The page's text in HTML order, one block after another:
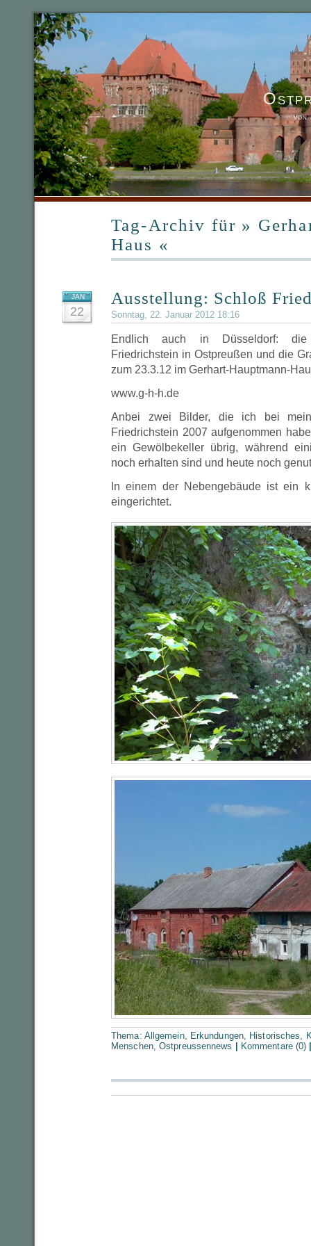
von
Tag-Archiv für »
Haus «
JAN
22
Ausstellung: Schloß
Sonntag, 22. Januar 2012 18:16
Endlich auch in Düsseldorf: die
Friedrichstein in Ostpreußen und die
zum 23.3.12 im Gerhart-Hauptmann-
www.g-h-h.de
Anbei zwei Bilder, die ich bei
Friedrichstein 2007 aufgenommen
ein Gewölbekeller übrig, während
noch erhalten sind und heute noch
In einem der Nebengebäude ist ein
eingerichtet.
Thema: Allgemein, Erkundungen, Historisches,
Menschen,Ostpreussennews Kommentare (0)